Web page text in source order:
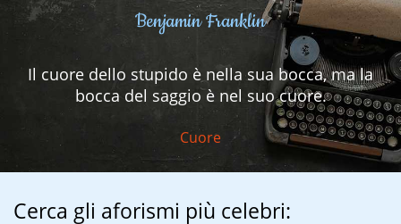
Benjamin Franklin
Il cuore dello stupido è nella sua bocca, ma la
bocca del saggio è nel suo cuore.
Cuore
Cerca gli aforismi più celebri: